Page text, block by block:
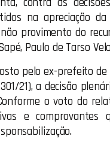
na apreciação
provimento do
Paulo de Tarso
pelo ex-prefeito de
21), a decisão
o voto do
e